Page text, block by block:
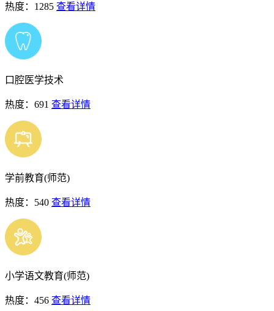
热度：1285 查看详情
口腔医学技术
热度：691 查看详情
学前教育(师范)
热度：540 查看详情
小学语文教育(师范)
热度：456 查看详情